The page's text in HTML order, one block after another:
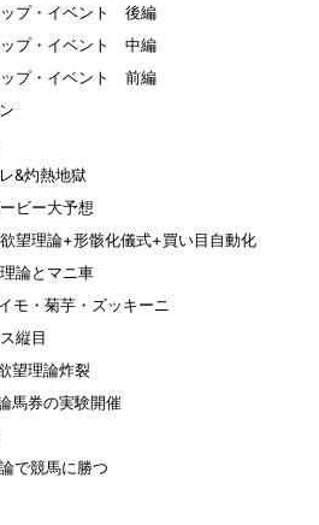
プ・イベント 後編
プ・イベント 中編
プ・イベント 前編
&灼熱地獄
ビー大予想
理論+形骸化儀式+買い目自動化
論とマニ車
・菊芋・ズッキーニ
縦目
望理論炸裂
券の実験開催
で競馬に勝つ